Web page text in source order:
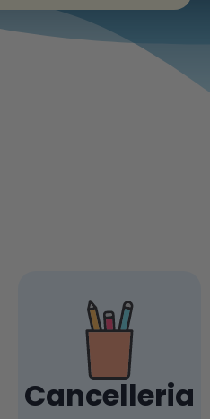
Cancelleria